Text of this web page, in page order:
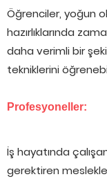
Öğrenciler, yoğun
hazırlıklarında
daha verimli bir
tekniklerini
Profesyoneller:
İş hayatında
gerektiren